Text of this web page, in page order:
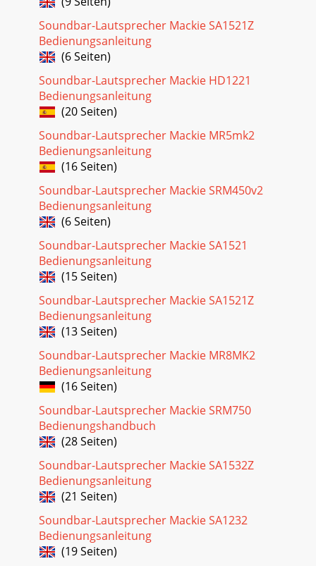
Soundbar-Lautsprecher Mackie SA1521Z
Bedienungsanleitung
(6 Seiten)
Soundbar-Lautsprecher Mackie HD1221
Bedienungsanleitung
(20 Seiten)
Soundbar-Lautsprecher Mackie MR5mk2
Bedienungsanleitung
(16 Seiten)
Soundbar-Lautsprecher Mackie SRM450v2
Bedienungsanleitung
(6 Seiten)
Soundbar-Lautsprecher Mackie SA1521
Bedienungsanleitung
(15 Seiten)
Soundbar-Lautsprecher Mackie SA1521Z
Bedienungsanleitung
(13 Seiten)
Soundbar-Lautsprecher Mackie MR8MK2
Bedienungsanleitung
(16 Seiten)
Soundbar-Lautsprecher Mackie SRM750
Bedienungshandbuch
(28 Seiten)
Soundbar-Lautsprecher Mackie SA1532Z
Bedienungsanleitung
(21 Seiten)
Soundbar-Lautsprecher Mackie SA1232
Bedienungsanleitung
(19 Seiten)